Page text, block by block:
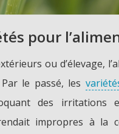
pour
ou d’élevage,
le passé, les
des irritations
impropres à la